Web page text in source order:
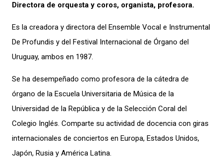
Directora de orquesta y coros, organista, profesora.
Es la creadora y directora del Ensemble Vocal e Instrumental
De Profundis y del Festival Internacional de Órgano del
Uruguay, ambos en 1987.
Se ha desempeñado como profesora de la cátedra de
órgano de la Escuela Universitaria de Música de la
Universidad de la República y de la Selección Coral del
Colegio Inglés. Comparte su actividad de docencia con giras
internacionales de conciertos en Europa, Estados Unidos,
Japón, Rusia y América Latina.